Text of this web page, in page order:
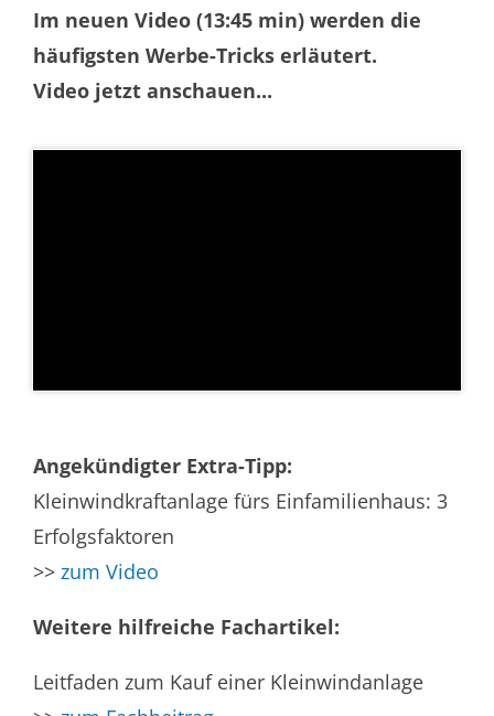
Im neuen Video (13:45 min) werden die
häufigsten Werbe-Tricks erläutert.
Video jetzt anschauen...
Angekündigter Extra-Tipp:
Kleinwindkraftanlage fürs Einfamilienhaus: 3
Erfolgsfaktoren
>> zum Video
Weitere hilfreiche Fachartikel:
Leitfaden zum Kauf einer Kleinwindanlage